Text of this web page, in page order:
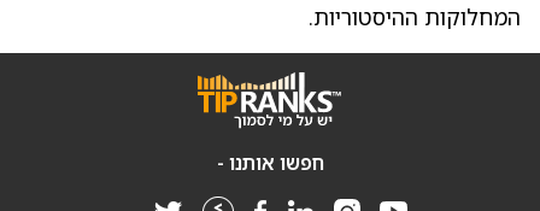
המחלוקות ההיסטוריות.
חפשו אותנו -